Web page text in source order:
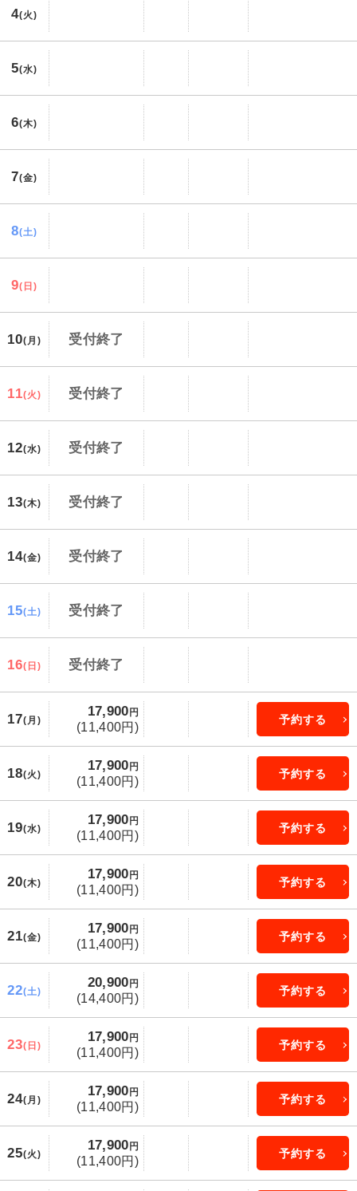
4(火)
5(水)
6(木)
7(金)
8(土)
9(日)
10(月) 受付終了
11(火) 受付終了
12(水) 受付終了
13(木) 受付終了
14(金) 受付終了
15(土) 受付終了
16(日) 受付終了
17(月)
17,900 円
(11,400円)
予約する
18(火)
17,900 円
(11,400円)
予約する
19(水)
17,900 円
(11,400円)
予約する
20(木)
17,900 円
(11,400円)
予約する
21(金)
17,900 円
(11,400円)
予約する
22(土)
20,900 円
(14,400円)
予約する
23(日)
17,900 円
(11,400円)
予約する
24(月)
17,900 円
(11,400円)
予約する
25(火)
17,900 円
(11,400円)
予約する